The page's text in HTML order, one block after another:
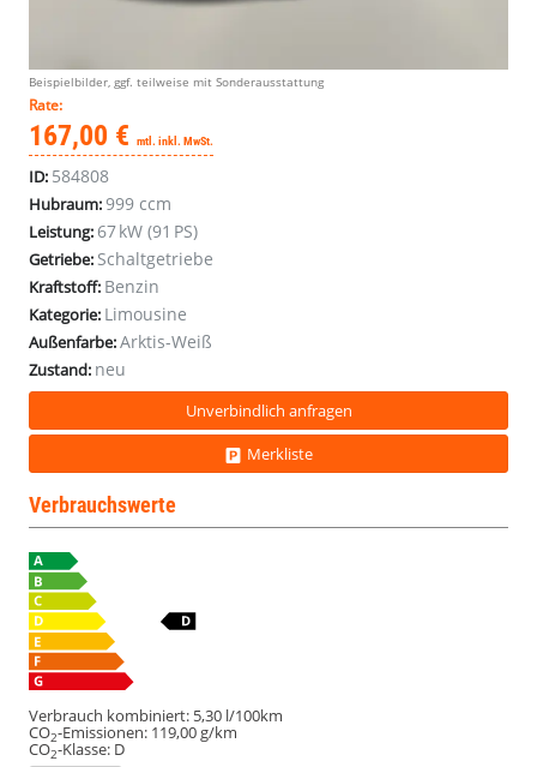
Beispielbilder, ggf. teilweise mit Sonderausstattung
Rate:
167,00 € mtl. inkl. MwSt.
ID: 584808
Hubraum:999 ccm
Leistung:67 kW (91 PS)
Getriebe: Schaltgetriebe
Kraftstoff: Benzin
Kategorie: Limousine
Außenfarbe:Arktis-Weiß
Zustand: neu
Unverbindlich anfragen
Merkliste
Verbrauchswerte
Verbrauch kombiniert: 5,30 l/100km
CO2-Emissionen: 119,00 g/km
CO2-Klasse: D